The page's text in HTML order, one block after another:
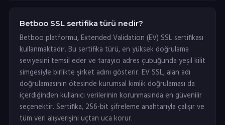
Betboo SSL sertifika türü nedir?
Betboo platformu, Extended Validation (EV) SSL sertifikası
kullanmaktadır. Bu sertifika türü, en yüksek doğrulama
seviyesini temsil eder ve tarayıcı adres çubuğunda yeşil kilit
simgesiyle birlikte şirket adını gösterir. EV SSL, alan adı
doğrulamasının ötesinde kurumsal kimlik doğrulaması da
içerdiğinden kullanıcı verilerinin korunmasında en güvenilir
seçenektir. Sertifika, 256-bit şifreleme anahtarıyla çalışır ve
tüm veri alışverişini uçtan uca korur.